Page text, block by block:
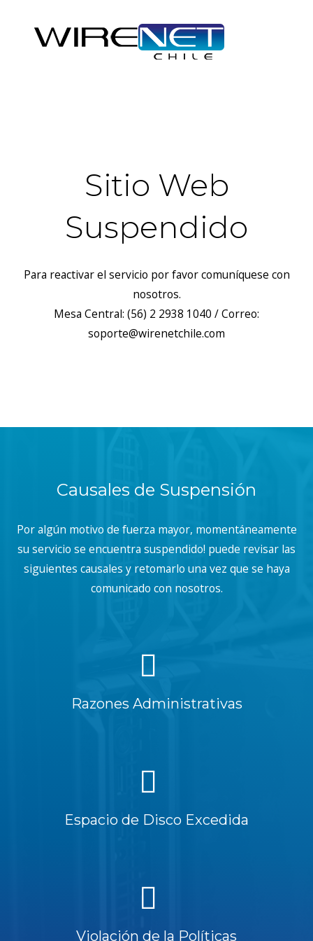
With, Content-Type, Accept");
Sitio Web
Suspendido
Para reactivar el servicio por favor comuníquese con
nosotros.
Mesa Central: (56) 2 2938 1040 / Correo:
soporte@wirenetchile.com
Causales de Suspensión
Por algún motivo de fuerza mayor, momentáneamente
su servicio se encuentra suspendido! puede revisar las
siguientes causales y retomarlo una vez que se haya
comunicado con nosotros.
Razones Administrativas
Espacio de Disco Excedida
Violación de la Políticas